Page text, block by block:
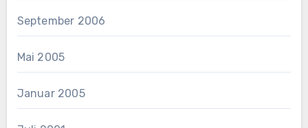
September 2006
Mai 2005
Januar 2005